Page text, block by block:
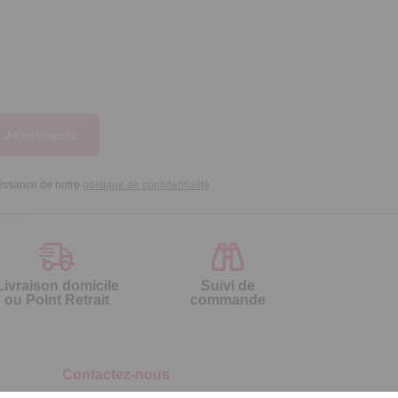
de notre politique de confidentialité
domicile
ou Point Retrait
Suivi de
commande
Contactez-nous